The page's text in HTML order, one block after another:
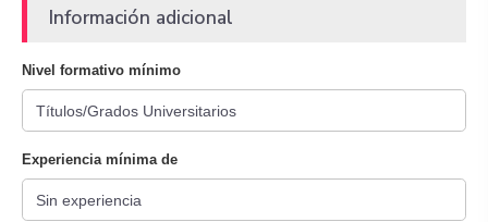
Información adicional
Nivel formativo mínimo
Experiencia mínima de